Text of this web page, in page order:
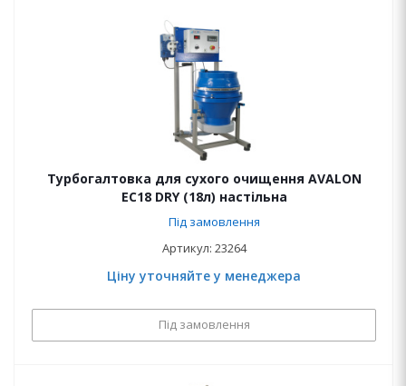
Турбогалтовка для сухого очищення AVALON
EC18 DRY (18л) настільна
Під замовлення
Артикул: 23264
Ціну уточняйте у менеджера
Під замовлення